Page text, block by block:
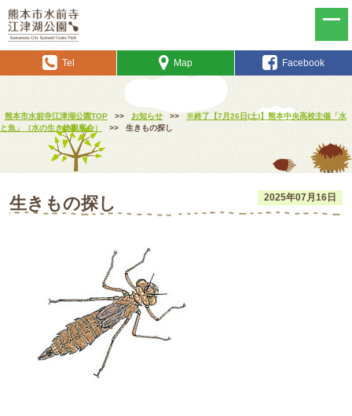
Tel Map Facebook
熊本市水前寺江津湖公園TOP >> お知らせ >>
※終了【7月26日(土)】熊本中央高校主催「水
と魚」（水の生き物観察会）
>> 生きもの探し
2025年07月16日
生きもの探し